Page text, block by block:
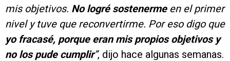
mis objetivos. No logré sostenermeen el primer
nivel y tuve que reconvertirme. Por eso digo que
yo fracasé, porque eran mis propios objetivos y
no los pude cumplir”, dijo hace algunas semanas.